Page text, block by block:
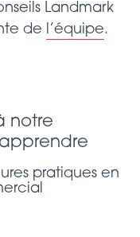
Landmark
de l’équipe.
notre
pratiques en